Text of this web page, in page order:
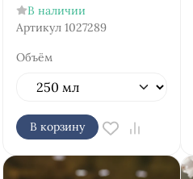
В наличии
Артикул 1027289
Объём
В корзину